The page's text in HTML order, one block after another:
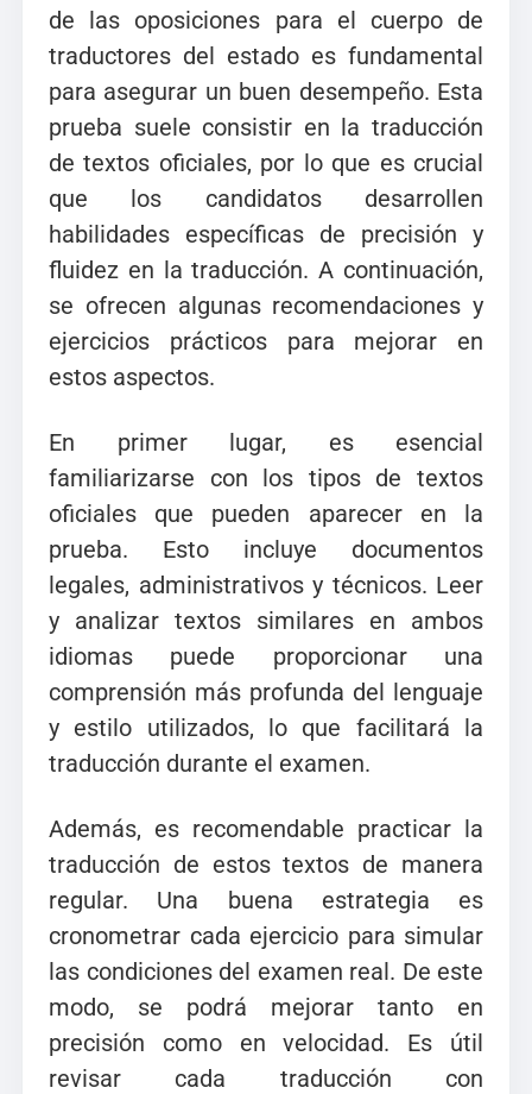
de las oposiciones para el cuerpo de
traductores del estado es fundamental
para asegurar un buen desempeño. Esta
prueba suele consistir en la traducción
de textos oficiales, por lo que es crucial
que los candidatos desarrollen
habilidades específicas de precisión y
fluidez en la traducción. A continuación,
se ofrecen algunas recomendaciones y
ejercicios prácticos para mejorar en
estos aspectos.
En primer lugar, es esencial
familiarizarse con los tipos de textos
oficiales que pueden aparecer en la
prueba. Esto incluye documentos
legales, administrativos y técnicos. Leer
y analizar textos similares en ambos
idiomas puede proporcionar una
comprensión más profunda del lenguaje
y estilo utilizados, lo que facilitará la
traducción durante el examen.
Además, es recomendable practicar la
traducción de estos textos de manera
regular. Una buena estrategia es
cronometrar cada ejercicio para simular
las condiciones del examen real. De este
modo, se podrá mejorar tanto en
precisión como en velocidad. Es útil
revisar cada traducción con